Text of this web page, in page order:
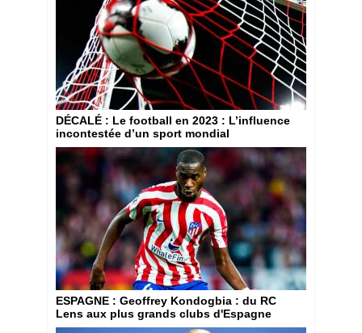
DÉCALÉ : Le football en 2023 : L’influence
incontestée d’un sport mondial
ESPAGNE : Geoffrey Kondogbia : du RC
Lens aux plus grands clubs d'Espagne